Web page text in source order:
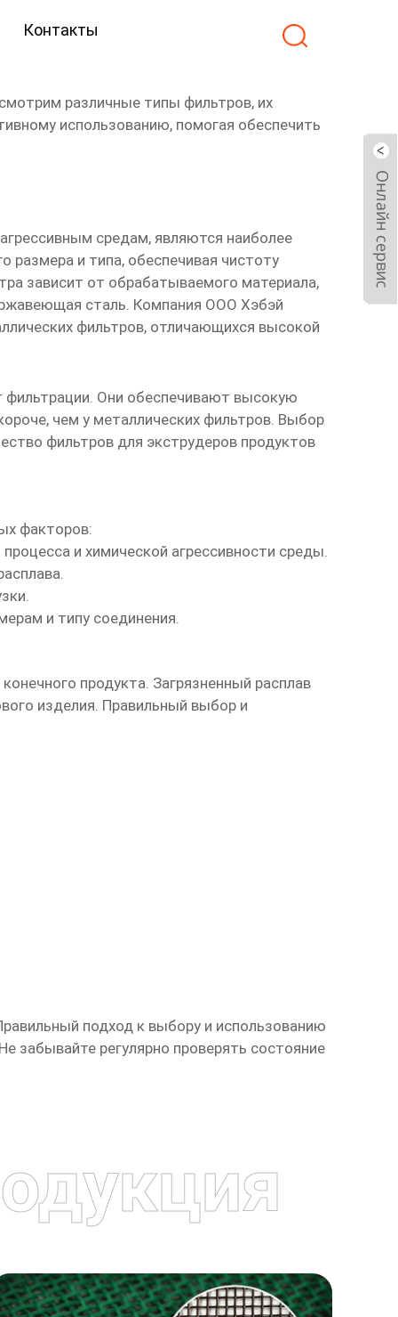
Контакты
различные типы фильтров, их
использованию, помогая обеспечить
средам, являются наиболее
размера и типа, обеспечивая чистоту
зависит от обрабатываемого материала,
сталь. Компания ООО Хэбэй
фильтров, отличающихся высокой
Они обеспечивают высокую
чем у металлических фильтров. Выбор
фильтров для экструдеров продуктов
факторов:
и химической агрессивности среды.
и типу соединения.
продукта. Загрязненный расплав
изделия. Правильный выбор и
подход к выбору и использованию
забывайте регулярно проверять состояние